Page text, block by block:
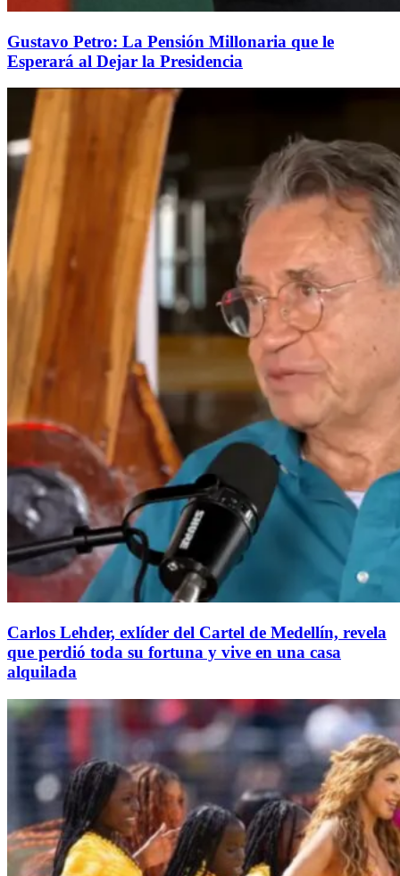
Gustavo Petro: La Pensión Millonaria que le
Esperará al Dejar la Presidencia
Carlos Lehder, exlíder del Cartel de Medellín, revela
que perdió toda su fortuna y vive en una casa
alquilada